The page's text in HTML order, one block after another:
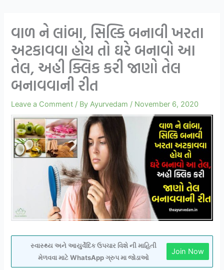
વાળ ને લાંબા, સિલ્કિ બનાવી ખરતા
અટકાવવા હોય તો ઘરે બનાવો આ
તેલ, અહી ક્લિક કરી જાણો તેલ
બનાવવાની રીત
Leave a Comment / ByAyurvedam / November 6, 2020
સ્વાસ્થ્ય અને આયુર્વેદિક ઉપચાર વિશે ની માહિતી
મેળવવા માટે WhatsApp ગ્રુપ મા જોડાઓ
Join Now